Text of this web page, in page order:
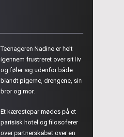
Teenageren Nadine er helt
igennem frustreret over sit liv
og føler sig udenfor både
blandt pigerne, drengene, sin
bror og mor.
Et kærestepar mødes på et
parisisk hotel og filosoferer
over partnerskabet over en